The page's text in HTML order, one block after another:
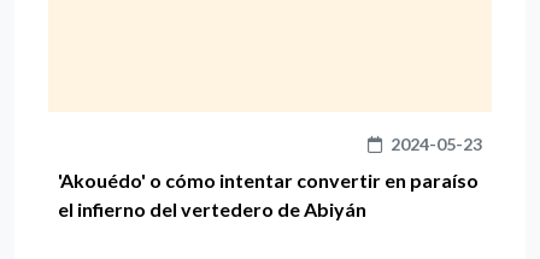
2024-05-23
'Akouédo' o cómo intentar convertir en paraíso
el infierno del vertedero de Abiyán